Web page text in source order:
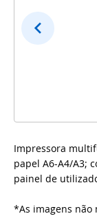
Impressora
papel A6-A4/A3;
painel de
*As imagens não